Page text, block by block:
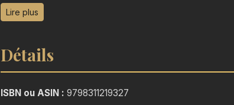
souvenirs qui ne sont pas les siens,
Cherchant des réponses, elle découvre qu’elle
ses desseins.
Lire plus
Détails
ISBN ou ASIN : 9798311219327